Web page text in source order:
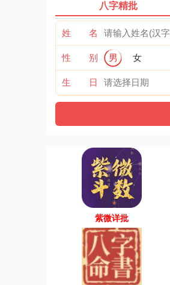
八字精批
姓 名
性 别 男 女
生 日
紫微详批